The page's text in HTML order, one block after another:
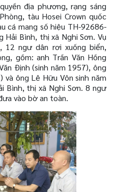
địa phương, rạng sáng
tàu Hosei Crown quốc
cá mang số hiệu TH-92686-
Bình, thị xã Nghi Sơn. Vụ
ngư dân rơi xuống biển,
gồm: anh Trần Văn Hồng
Định (sinh năm 1957), ông
và ông Lê Hữu Vôn sinh năm
Bình, thị xã Nghi Sơn. 8 ngư
vào bờ an toàn.